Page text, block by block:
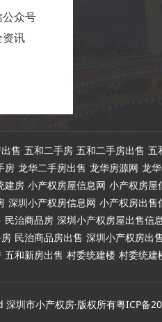
众号
讯
售 五和二手房 五和二手房出售 五
房 龙华二手房出售 龙华房源网 龙
建房 小产权房屋信息网 小产权房屋
深圳小产权房信息网 小产权房出售
民治商品房 深圳小产权房屋出售信
民治商品房出售 深圳小产权房出
五和新房出售 村委统建楼 村委统建
圳市小产权房·版权所有粤ICP备